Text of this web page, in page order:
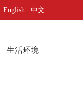
English 中文
生活环境